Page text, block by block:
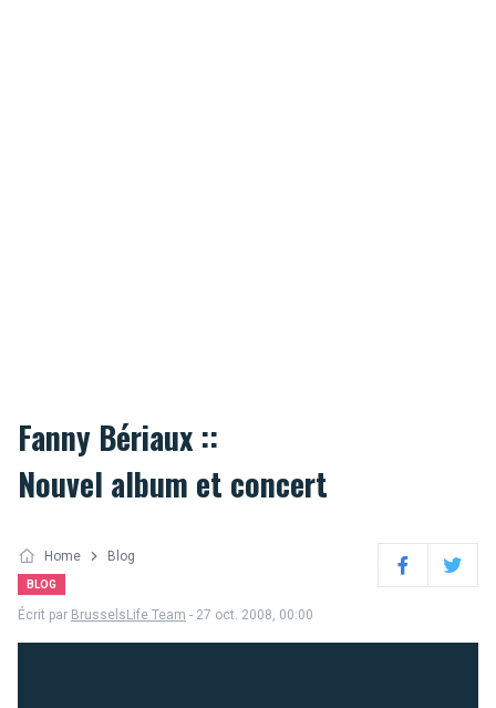
Fanny Bériaux ::
Nouvel album et concert
Home Blog
BLOG FacebookTwitter
Écrit par BrusselsLife Team - 27 oct. 2008, 00:00